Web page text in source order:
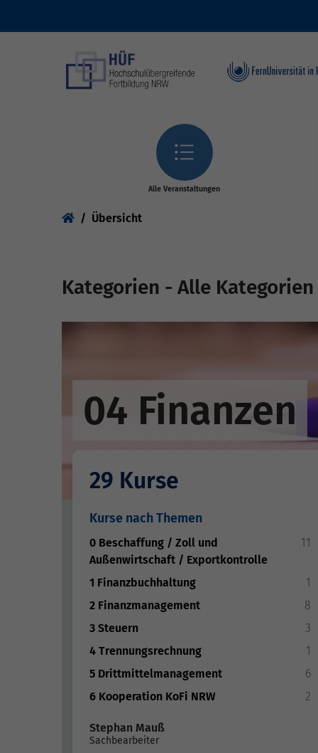
Alle Veranstaltungen
You are here:
Übersicht
Kategorien - Alle Kategorien
04 Finanzen
29 Kurse
Kurse nach Themen
0 Beschaffung / Zoll und
Außenwirtschaft / Exportkontrolle
11
1 Finanzbuchhaltung
1
2 Finanzmanagement
8
3 Steuern
3
4 Trennungsrechnung
1
5 Drittmittelmanagement
6
6 Kooperation KoFi NRW
2
Stephan Mauß
Sachbearbeiter